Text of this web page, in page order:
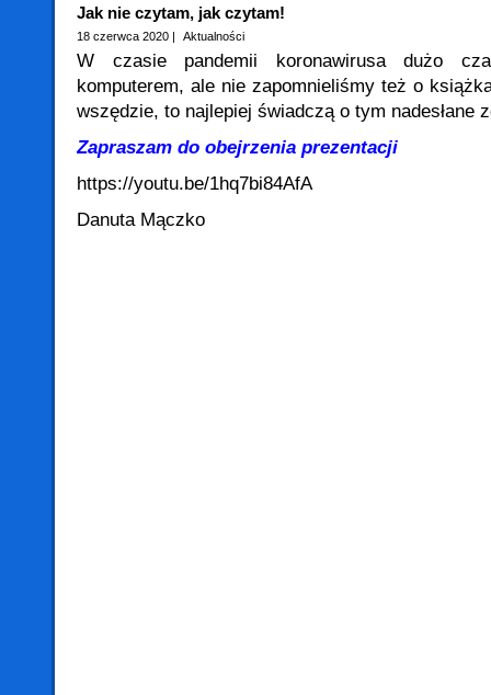
Jak nie czytam, jak czytam!
18 czerwca 2020 | Aktualności
W czasie pandemii koronawirusa dużo
komputerem, ale nie zapomnieliśmy też o
wszędzie, to najlepiej świadczą o tym nadesłane
Zapraszam do obejrzenia prezentacji
https://youtu.be/1hq7bi84AfA
Danuta Mączko